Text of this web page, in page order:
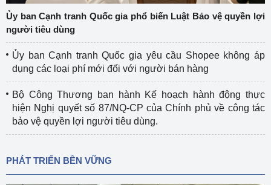
Ủy ban Cạnh tranh Quốc gia phổ biến Luật Bảo vệ quyền lợi
người tiêu dùng
Ủy ban Cạnh tranh Quốc gia yêu cầu Shopee không áp
dụng các loại phí mới đối với người bán hàng
Bộ Công Thương ban hành Kế hoạch hành động thực
hiện Nghị quyết số 87/NQ-CP của Chính phủ về công tác
bảo vệ quyền lợi người tiêu dùng.
PHÁT TRIỂN BỀN VỮNG